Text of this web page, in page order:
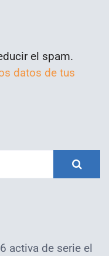
el spam.
datos de tus
activa de serie el